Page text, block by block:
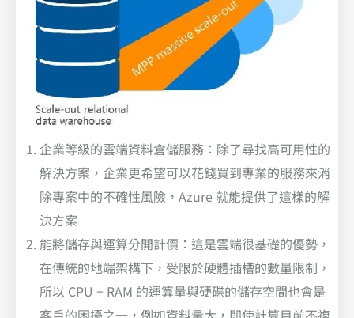
企業等級的雲端資料倉儲服務：除了尋找高可用性的
解決方案，企業更希望可以花錢買到專業的服務來消
除專案中的不確性風險，Azure 就能提供了這樣的解
決方案
能將儲存與運算分開計價：這是雲端很基礎的優勢，
在傳統的地端架構下，受限於硬體插槽的數量限制，
所以 CPU + RAM 的運算量與硬碟的儲存空間也會是